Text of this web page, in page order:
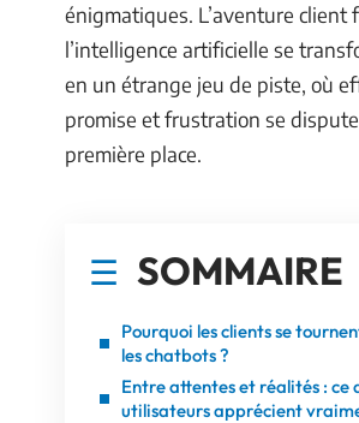
énigmatiques. L’aventure client
l’intelligence artificielle se
en un étrange jeu de piste, où
promise et frustration se
première place.
SOMMAIRE
Pourquoi les clients se
les chatbots ?
Entre attentes et réalités : ce
utilisateurs apprécient